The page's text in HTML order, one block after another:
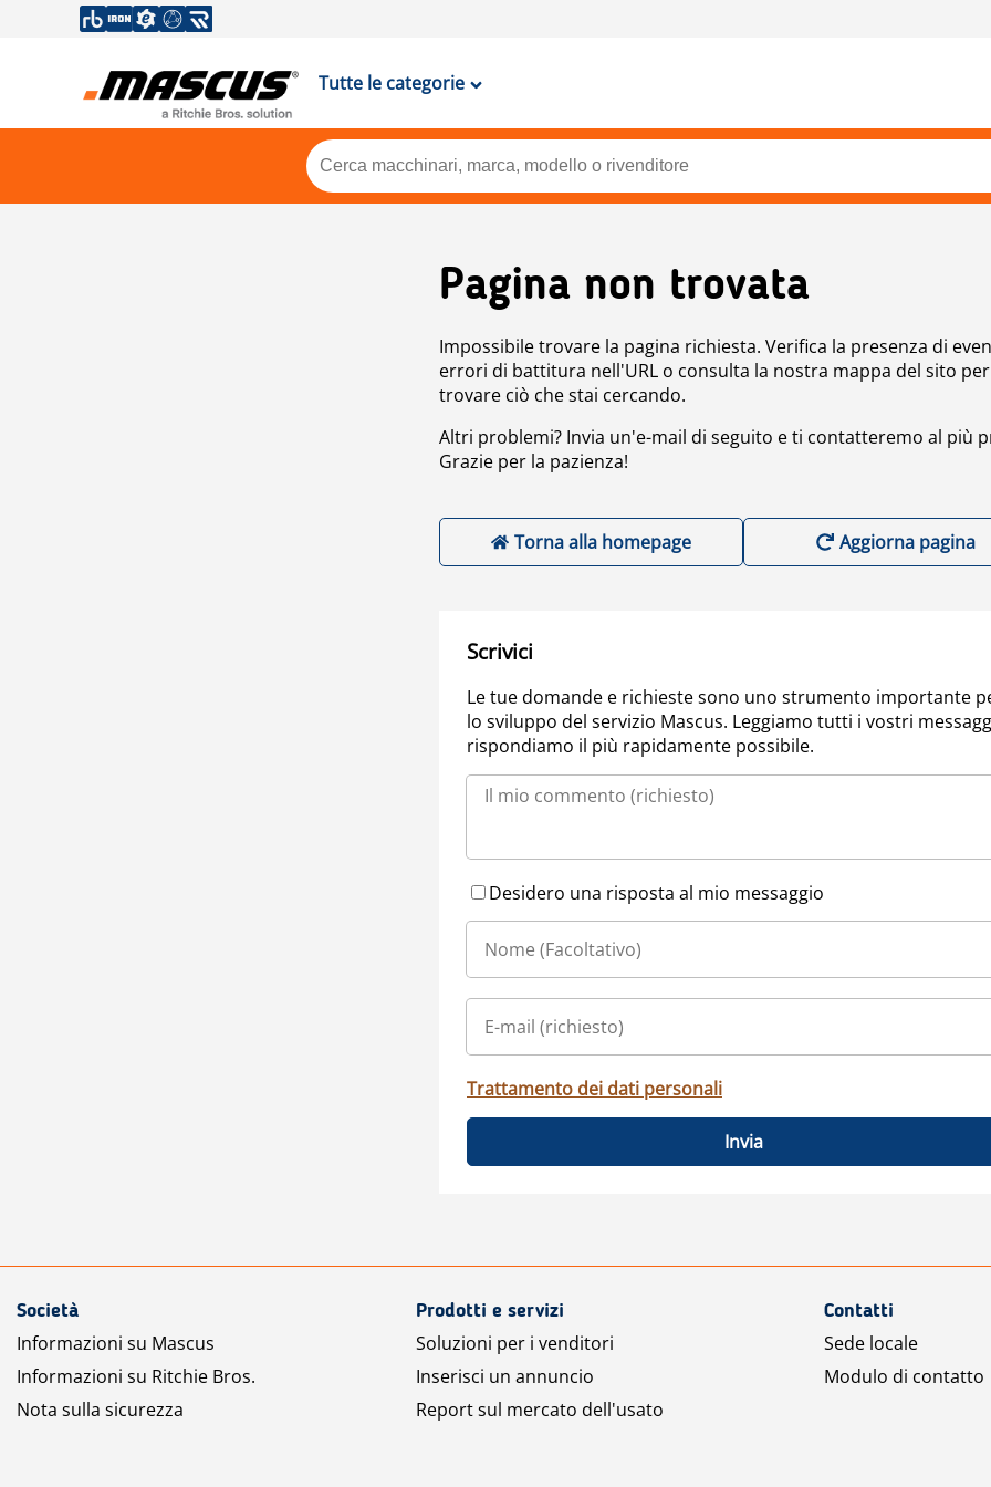
Tutte le categorie
Pagina non trovata
Impossibile trovare la pagina richiesta. Verifica la presenza di
errori di battitura nell'URL o consulta la nostra mappa del sito per
trovare ciò che stai cercando.
Altri problemi? Invia un'e-mail di seguito e ti contatteremo al più
Grazie per la pazienza!
Torna alla homepage Aggiorna pagina
Scrivici
Le tue domande e richieste sono uno strumento importante
lo sviluppo del servizio Mascus. Leggiamo tutti i vostri
rispondiamo il più rapidamente possibile.
Desidero una risposta al mio messaggio
Trattamento dei dati personali
Invia
Società
Informazioni su Mascus
Informazioni su Ritchie Bros.
Nota sulla sicurezza
Prodotti e servizi
Soluzioni per i venditori
Inserisci un annuncio
Report sul mercato dell'usato
Contatti
Sede locale
Modulo di contatto